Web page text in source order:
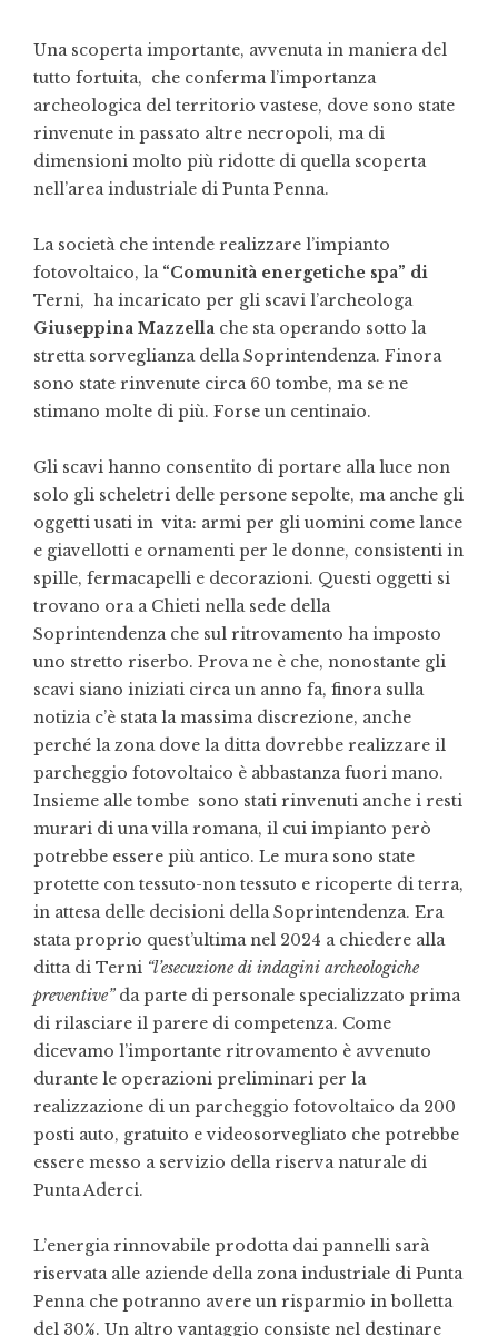
Una scoperta importante, avvenuta in maniera del
tutto fortuita, che conferma l’importanza
archeologica del territorio vastese, dove sono state
rinvenute in passato altre necropoli, ma di
dimensioni molto più ridotte di quella scoperta
nell’area industriale di Punta Penna.
La società che intende realizzare l’impianto
fotovoltaico, la “Comunità energetiche spa” di
Terni, ha incaricato per gli scavi l’archeologa
Giuseppina Mazzella che sta operando sotto la
stretta sorveglianza della Soprintendenza. Finora
sono state rinvenute circa 60 tombe, ma se ne
stimano molte di più. Forse un centinaio.
Gli scavi hanno consentito di portare alla luce non
solo gli scheletri delle persone sepolte, ma anche gli
oggetti usati in vita: armi per gli uomini come lance
e giavellotti e ornamenti per le donne, consistenti in
spille, fermacapelli e decorazioni. Questi oggetti si
trovano ora a Chieti nella sede della
Soprintendenza che sul ritrovamento ha imposto
uno stretto riserbo. Prova ne è che, nonostante gli
scavi siano iniziati circa un anno fa, finora sulla
notizia c’è stata la massima discrezione, anche
perché la zona dove la ditta dovrebbe realizzare il
parcheggio fotovoltaico è abbastanza fuori mano.
Insieme alle tombe sono stati rinvenuti anche i resti
murari di una villa romana, il cui impianto però
potrebbe essere più antico. Le mura sono state
protette con tessuto-non tessuto e ricoperte di terra,
in attesa delle decisioni della Soprintendenza. Era
stata proprio quest’ultima nel 2024 a chiedere alla
ditta di Terni “l’esecuzione di indagini archeologiche
preventive”da parte di personale specializzato prima
di rilasciare il parere di competenza. Come
dicevamo l’importante ritrovamento è avvenuto
durante le operazioni preliminari per la
realizzazione di un parcheggio fotovoltaico da 200
posti auto, gratuito e videosorvegliato che potrebbe
essere messo a servizio della riserva naturale di
Punta Aderci.
L’energia rinnovabile prodotta dai pannelli sarà
riservata alle aziende della zona industriale di Punta
Penna che potranno avere un risparmio in bolletta
del 30%. Un altro vantaggio consiste nel destinare